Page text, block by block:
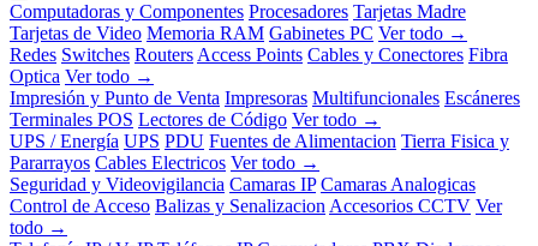
Computadoras y Componentes Procesadores Tarjetas Madre
Tarjetas de Video Memoria RAM Gabinetes PC Ver todo →
Redes Switches Routers Access Points Cables y Conectores Fibra
Optica Ver todo →
Impresión y Punto de Venta Impresoras Multifuncionales Escáneres
Terminales POS Lectores de Código Ver todo →
UPS / Energía UPS PDU Fuentes de Alimentacion Tierra Fisica y
Pararrayos Cables Electricos Ver todo →
Seguridad y Videovigilancia Camaras IP Camaras Analogicas
Control de Acceso Balizas y Senalizacion Accesorios CCTV Ver
todo →